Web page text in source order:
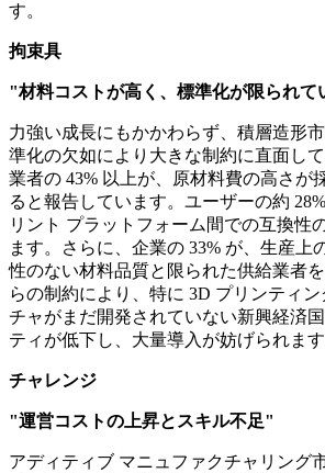
す。
拘束具
"材料コストが高く、標準化が限られて
力強い成長にもかかわらず、積層造形
準化の欠如により大きな制約に直面し
業者の 43% 以上が、原材料費の高さが
ると報告しています。ユーザーの約
リント プラットフォーム間での互換性
ます。さらに、企業の 33% が、生産上
性のない材料品質と限られた供給業者
らの制約により、特に 3D プリンティ
チャがまだ開発されていない新興経済
ティが低下し、大量導入が妨げられます
チャレンジ
"運営コストの上昇とスキル不足"
アディティブ マニュファクチャリング